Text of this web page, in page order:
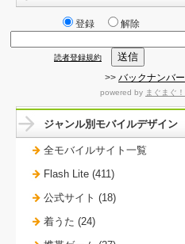
登録 解除
読者登録規約
>> バックナンバー
powered by まぐまぐ！
ジャンル別モバイルデザイン
全モバイルサイト一覧
Flash Lite (411)
公式サイト (18)
着うた (24)